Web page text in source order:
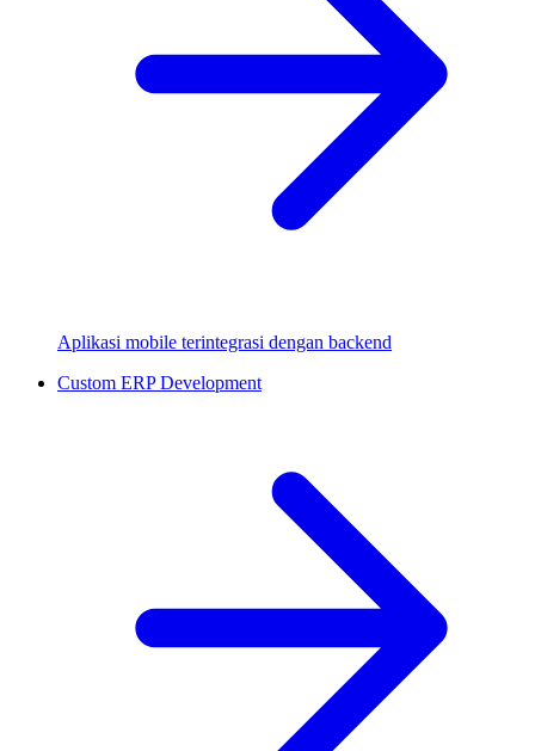
Aplikasi mobile terintegrasi dengan backend
Custom ERP Development